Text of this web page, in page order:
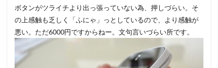
ボタンがツライチより出っ張っていない為、押しづらい。そ
の上感触も乏しく「ふにゃ」っとしているので、より感触が
悪い。ただ6000円ですからねー。文句言いづらい所です。